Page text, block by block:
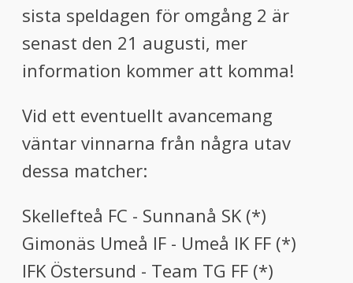
sista speldagen för omgång 2 är
senast den 21 augusti, mer
information kommer att komma!
Vid ett eventuellt avancemang
väntar vinnarna från några utav
dessa matcher:
Skellefteå FC - Sunnanå SK (*)
Gimonäs Umeå IF - Umeå IK FF (*)
IFK Östersund - Team TG FF (*)